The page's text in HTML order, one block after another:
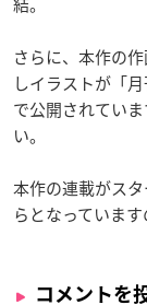
さらに、本作の
しイラストが「
で公開されてい
い。
本作の連載がス
らとなっていま
コメントを